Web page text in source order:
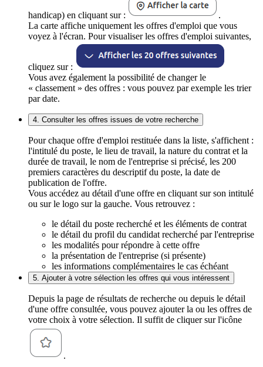
handicap) en cliquant sur :
.
La carte affiche uniquement les offres d'emploi que vous
voyez à l'écran. Pour visualiser les offres d'emploi suivantes,
cliquez sur :
Vous avez également la possibilité de changer le
« classement » des offres : vous pouvez par exemple les trier
par date.
4. Consulter les offres issues de votre recherche
Pour chaque offre d'emploi restituée dans la liste, s'affichent :
l'intitulé du poste, le lieu de travail, la nature du contrat et la
durée de travail, le nom de l'entreprise si précisé, les 200
premiers caractères du descriptif du poste, la date de
publication de l'offre.
Vous accédez au détail d'une offre en cliquant sur son intitulé
ou sur le logo sur la gauche. Vous retrouvez :
le détail du poste recherché et les éléments de contrat
le détail du profil du candidat recherché par l'entreprise
les modalités pour répondre à cette offre
la présentation de l'entreprise (si présente)
les informations complémentaires le cas échéant
5. Ajouter à votre sélection les offres qui vous intéressent
Depuis la page de résultats de recherche ou depuis le détail
d'une offre consultée, vous pouvez ajouter la ou les offres de
votre choix à votre sélection. Il suffit de cliquer sur l'icône
.